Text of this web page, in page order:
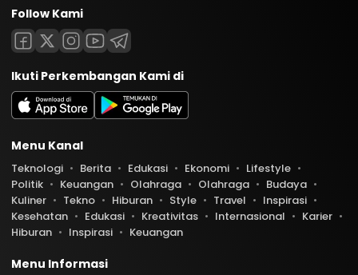
Follow Kami
Ikuti Perkembangan Kami di
Menu Kanal
Teknologi Berita Edukasi Ekonomi
Lifestyle
Politik
Keuangan Olahraga Olahraga
Budaya
Kuliner
Tekno Hiburan Style Travel
Inspirasi
Kesehatan
Edukasi Kreativitas Internasional
Karier
Hiburan
Inspirasi Keuangan
Menu Informasi